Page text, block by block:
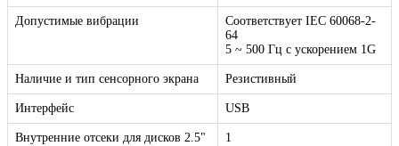
Допустимые вибрации
Соответствует IEC 60068-2-
64
5 ~ 500 Гц с ускорением 1G
Наличие и тип сенсорного экрана Резистивный
Интерфейс USB
Внутренние отсеки для дисков 2.5" 1